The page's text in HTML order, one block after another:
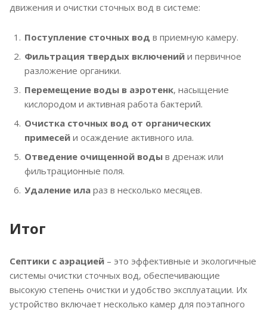
движения и очистки сточных вод в системе:
Поступление сточных вод в приемную камеру.
Фильтрация твердых включений и первичное
разложение органики.
Перемещение воды в аэротенк, насыщение
кислородом и активная работа бактерий.
Очистка сточных вод от органических
примесей и осаждение активного ила.
Отведение очищенной воды в дренаж или
фильтрационные поля.
Удаление ила раз в несколько месяцев.
Итог
Септики с аэрацией – это эффективные и экологичные
системы очистки сточных вод, обеспечивающие
высокую степень очистки и удобство эксплуатации. Их
устройство включает несколько камер для поэтапного